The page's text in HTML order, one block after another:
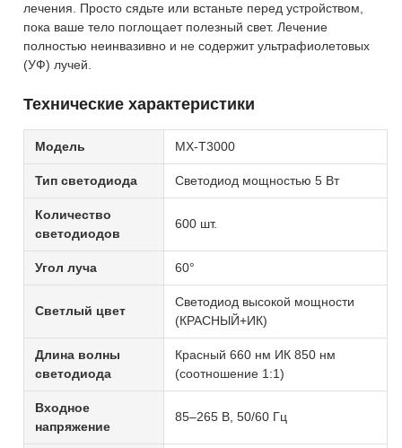
лечения. Просто сядьте или встаньте перед устройством,
пока ваше тело поглощает полезный свет. Лечение
полностью неинвазивно и не содержит ультрафиолетовых
(УФ) лучей.
Технические характеристики
Модель МХ-Т3000
Тип светодиода Светодиод мощностью 5 Вт
Количество
светодиодов
600 шт.
Угол луча 60°
Светлый цвет
Светодиод высокой мощности
(КРАСНЫЙ+ИК)
Длина волны
светодиода
Красный 660 нм ИК 850 нм
(соотношение 1:1)
Входное
напряжение
85–265 В, 50/60 Гц